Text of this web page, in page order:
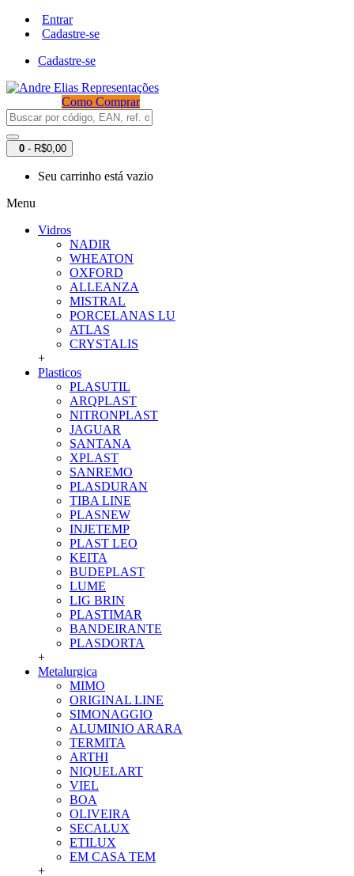
Entrar
Cadastre-se
Cadastre-se
Como Comprar
0 - R$0,00
Seu carrinho está vazio
Menu
Vidros
NADIR
WHEATON
OXFORD
ALLEANZA
MISTRAL
PORCELANAS LU
ATLAS
CRYSTALIS
+
Plasticos
PLASUTIL
ARQPLAST
NITRONPLAST
JAGUAR
SANTANA
XPLAST
SANREMO
PLASDURAN
TIBA LINE
PLASNEW
INJETEMP
PLAST LEO
KEITA
BUDEPLAST
LUME
LIG BRIN
PLASTIMAR
BANDEIRANTE
PLASDORTA
+
Metalurgica
MIMO
ORIGINAL LINE
SIMONAGGIO
ALUMINIO ARARA
TERMITA
ARTHI
NIQUELART
VIEL
BOA
OLIVEIRA
SECALUX
ETILUX
EM CASA TEM
+